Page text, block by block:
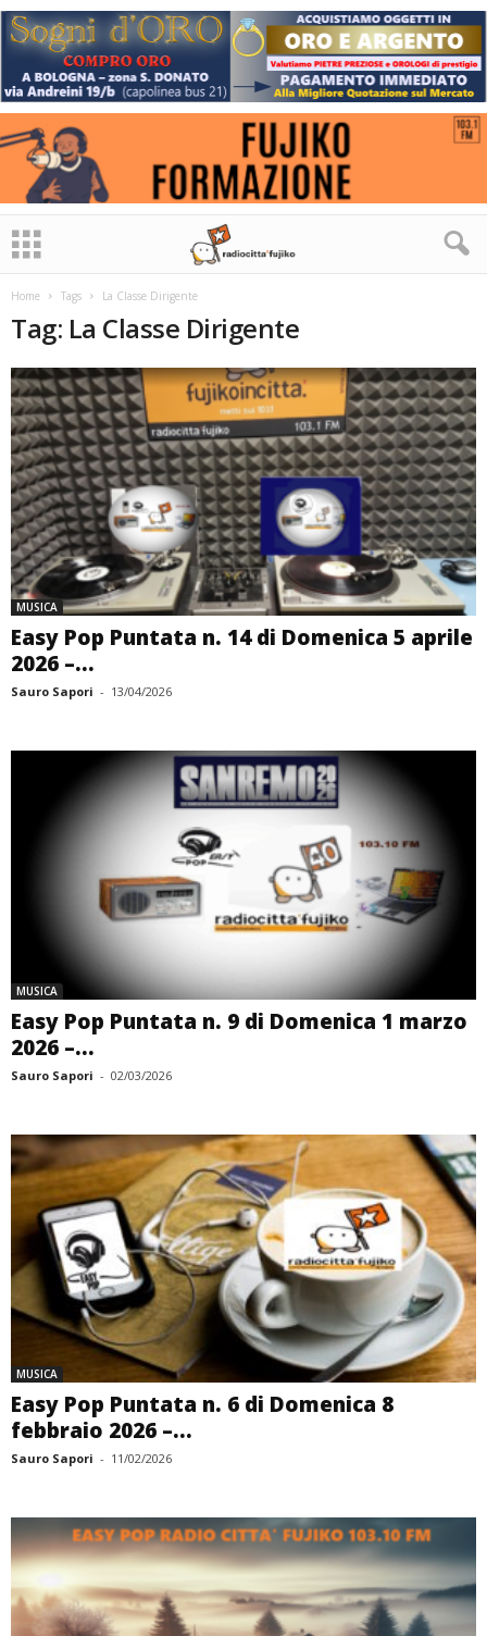
Home Tags La Classe Dirigente
Tag: La Classe Dirigente
MUSICA
Easy Pop Puntata n. 14 di Domenica 5 aprile
2026 –...
Sauro Sapori - 13/04/2026
MUSICA
Easy Pop Puntata n. 9 di Domenica 1 marzo
2026 –...
Sauro Sapori - 02/03/2026
MUSICA
Easy Pop Puntata n. 6 di Domenica 8
febbraio 2026 –...
Sauro Sapori - 11/02/2026